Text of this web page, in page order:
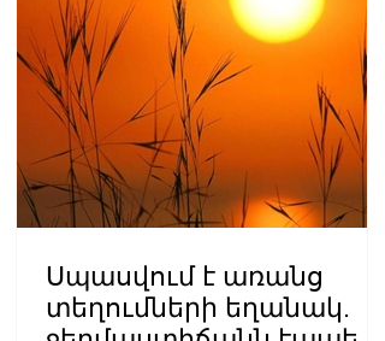
Սպասվում է առանց
տեղումների եղանակ.